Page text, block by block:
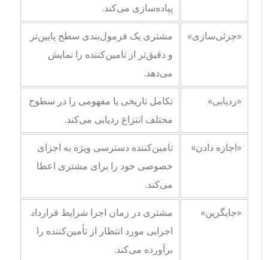
پیاده‌سازی می‌کند.
«جزئی‌سازی»
مشتری یک فرمول‌بندی سطح پایین‌تر
و دقیق‌تر از تامین‌کننده را نمایش
می‌دهد.
«ردیابی»
تکامل تاریخی یا مفهومی را در سطوح
مختلف انتزاع ردیابی می‌کند.
«اجازه دادن»
تامین‌کننده دسترسی ویژه به اجزای
خصوصی خود را برای مشتری اعطا
می‌کند.
«جایگزین»
مشتری در زمان اجرا شرایط قرارداد
اجرایی مورد انتظار از تأمین‌کننده را
برآورده می‌کند.